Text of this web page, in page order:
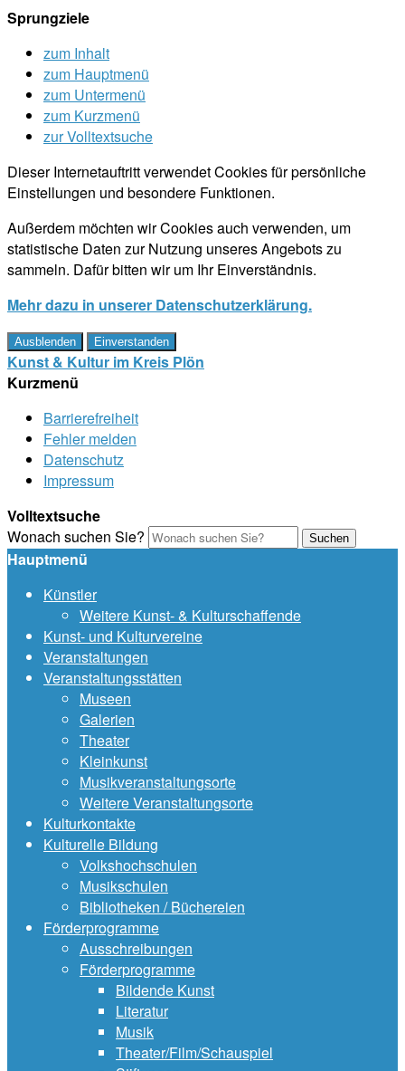
Sprungziele
zum Inhalt
zum Hauptmenü
zum Untermenü
zum Kurzmenü
zur Volltextsuche
Dieser Internetauftritt verwendet Cookies für persönliche
Einstellungen und besondere Funktionen.
Außerdem möchten wir Cookies auch verwenden, um
statistische Daten zur Nutzung unseres Angebots zu
sammeln. Dafür bitten wir um Ihr Einverständnis.
Mehr dazu in unserer Datenschutzerklärung.
Ausblenden Einverstanden
Kunst & Kultur im Kreis Plön
Kurzmenü
Barrierefreiheit
Fehler melden
Datenschutz
Impressum
Volltextsuche
Wonach suchen Sie?
Suchen
Hauptmenü
Künstler
Weitere Kunst- & Kulturschaffende
Kunst- und Kulturvereine
Veranstaltungen
Veranstaltungsstätten
Museen
Galerien
Theater
Kleinkunst
Musikveranstaltungsorte
Weitere Veranstaltungsorte
Kulturkontakte
Kulturelle Bildung
Volkshochschulen
Musikschulen
Bibliotheken / Büchereien
Förderprogramme
Ausschreibungen
Förderprogramme
Bildende Kunst
Literatur
Musik
Theater/Film/Schauspiel